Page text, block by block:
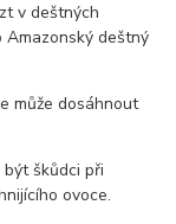
v deštných
Amazonský deštný
může dosáhnout
škůdci při
ovoce.